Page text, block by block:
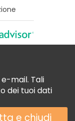
mail. Tali
dei tuoi dati
e chiudi